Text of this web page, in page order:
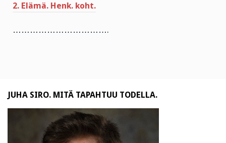
2. Elämä. Henk. koht.
…………………………….
JUHA SIRO. MITÄ TAPAHTUU TODELLA.